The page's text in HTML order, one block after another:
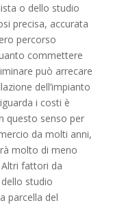
o dello studio
precisa, accurata
percorso
commettere
può arrecare
dell’impianto
i costi è
questo senso per
da molti anni,
molto di meno
fattori da
studio
parcella del